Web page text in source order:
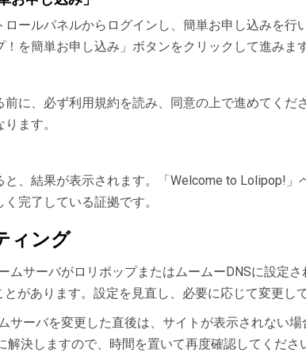
ールパネルからログインし、簡単お申し込みを行
を簡単お申し込み」ボタンをクリックして進みます
に、必ず利用規約を読み、同意の上で進めてくだ
ます。
、結果が表示されます。「Welcome to Lolipop!」
完了している証拠です。
ィング
ムサーバがロリポップまたはムームーDNSに設定
があります。設定を見直し、必要に応じて変更し
サーバを変更した直後は、サイトが表示されない場
決しますので、時間を置いて再度確認してくださ